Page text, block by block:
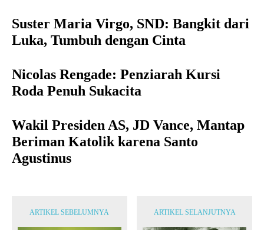
Suster Maria Virgo, SND: Bangkit dari
Luka, Tumbuh dengan Cinta
Nicolas Rengade: Penziarah Kursi
Roda Penuh Sukacita
Wakil Presiden AS, JD Vance, Mantap
Beriman Katolik karena Santo
Agustinus
ARTIKEL SEBELUMNYA ARTIKEL SELANJUTNYA